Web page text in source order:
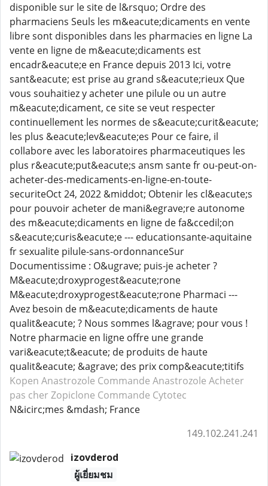
disponible sur le site de l&rsquo; Ordre des
pharmaciens Seuls les m&eacute;dicaments en vente
libre sont disponibles dans les pharmacies en ligne La
vente en ligne de m&eacute;dicaments est
encadr&eacute;e en France depuis 2013 Ici, votre
sant&eacute; est prise au grand s&eacute;rieux Que
vous souhaitiez y acheter une pilule ou un autre
m&eacute;dicament, ce site se veut respecter
continuellement les normes de s&eacute;curit&eacute;
les plus &eacute;lev&eacute;es Pour ce faire, il
collabore avec les laboratoires pharmaceutiques les
plus r&eacute;put&eacute;s ansm sante fr ou-peut-on-
acheter-des-medicaments-en-ligne-en-toute-
securiteOct 24, 2022 &middot; Obtenir les cl&eacute;s
pour pouvoir acheter de mani&egrave;re autonome
des m&eacute;dicaments en ligne de fa&ccedil;on
s&eacute;curis&eacute;e --- educationsante-aquitaine
fr sexualite pilule-sans-ordonnanceSur
Documentissime : O&ugrave; puis-je acheter ?
M&eacute;droxyprogest&eacute;rone
M&eacute;droxyprogest&eacute;rone Pharmaci ---
Avez besoin de m&eacute;dicaments de haute
qualit&eacute; ? Nous sommes l&agrave; pour vous !
Notre pharmacie en ligne offre une grande
vari&eacute;t&eacute; de produits de haute
qualit&eacute; &agrave; des prix comp&eacute;titifs
Kopen Anastrozole Commande Anastrozole Acheter
pas cher Zopiclone Commande Cytotec
N&icirc;mes &mdash; France
149.102.241.241
izovderod
ผู้เยี่ยมชม